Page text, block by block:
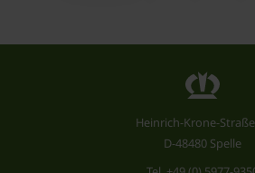
Heinrich-Krone-
D-48480 Spelle